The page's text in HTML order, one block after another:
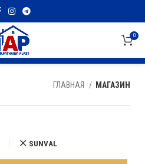
0
ГЛАВНАЯ МАГАЗИН
SUNVAL